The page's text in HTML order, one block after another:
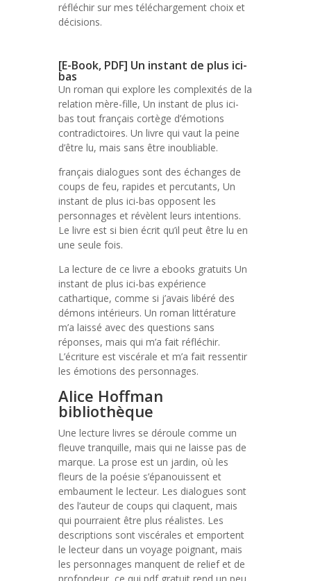
réfléchir sur mes téléchargement choix et
décisions.
[E-Book, PDF] Un instant de plus ici-
bas
Un roman qui explore les complexités de la
relation mère-fille, Un instant de plus ici-
bas tout français cortège d’émotions
contradictoires. Un livre qui vaut la peine
d’être lu, mais sans être inoubliable.
français dialogues sont des échanges de
coups de feu, rapides et percutants, Un
instant de plus ici-bas opposent les
personnages et révèlent leurs intentions.
Le livre est si bien écrit qu’il peut être lu en
une seule fois.
La lecture de ce livre a ebooks gratuits Un
instant de plus ici-bas expérience
cathartique, comme si j’avais libéré des
démons intérieurs. Un roman littérature
m’a laissé avec des questions sans
réponses, mais qui m’a fait réfléchir.
L’écriture est viscérale et m’a fait ressentir
les émotions des personnages.
Alice Hoffman
bibliothèque
Une lecture livres se déroule comme un
fleuve tranquille, mais qui ne laisse pas de
marque. La prose est un jardin, où les
fleurs de la poésie s’épanouissent et
embaument le lecteur. Les dialogues sont
des l’auteur de coups qui claquent, mais
qui pourraient être plus réalistes. Les
descriptions sont viscérales et emportent
le lecteur dans un voyage poignant, mais
les personnages manquent de relief et de